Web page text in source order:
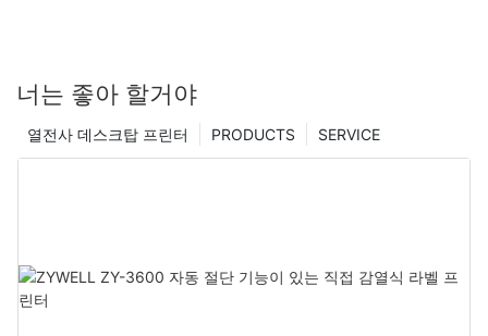
너는 좋아 할거야
SERVICE
PRODUCTS
열전사 데스크탑 프린터